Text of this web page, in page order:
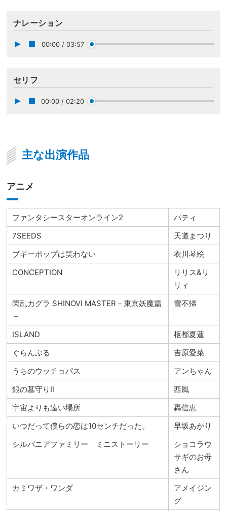
ナレーション
00:00 / 03:57
セリフ
00:00 / 02:20
主な出演作品
アニメ
ファンタシースターオンライン2
パティ
7SEEDS
天道まつり
ブギーポップは笑わない
衣川琴絵
CONCEPTION
リリス&リ
リィ
閃乱カグラ SHINOVI MASTER－東京妖魔篇
－
雪不帰
ISLAND
枢都夏蓮
ぐらんぶる
吉原愛菜
うちのウッチョパス
アンちゃん
銀の墓守りⅡ
西風
宇宙よりも遠い場所
轟信恵
いつだって僕らの恋は10センチだった。
早坂あかり
シルバニアファミリー ミニストーリー
ショコラウ
サギのお母
さん
カミワザ・ワンダ
アメイジン
グ